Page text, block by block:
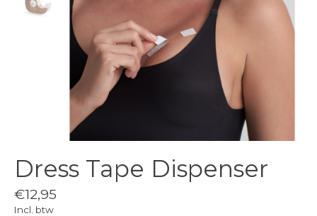
Dress Tape Dispenser
€12,95
Incl. btw